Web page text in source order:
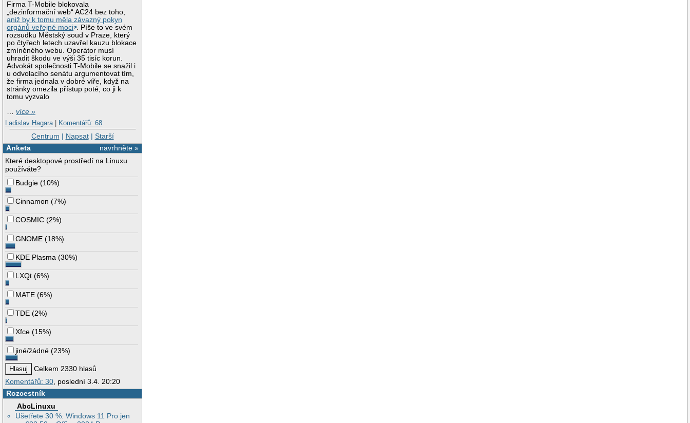
Firma T-Mobile blokovala
„dezinformační web“ AC24 bez toho,
aniž by k tomu měla závazný pokyn
orgánů veřejné moci . Píše to ve svém
rozsudku Městský soud v Praze, který
po čtyřech letech uzavřel kauzu blokace
zmíněného webu. Operátor musí
uhradit škodu ve výši 35 tisíc korun.
Advokát společnosti T-Mobile se snažil i
u odvolacího senátu argumentovat tím,
že firma jednala v dobré víře, když na
stránky omezila přístup poté, co ji k
tomu vyzvalo
…více »
Ladislav Hagara | Komentářů: 68
Centrum | Napsat| Starší
navrhněte »
Anketa
Které desktopové prostředí na Linuxu
používáte?
Budgie (10%)
Cinnamon (7%)
COSMIC (2%)
GNOME (18%)
KDE Plasma (30%)
LXQt (6%)
MATE (6%)
TDE (2%)
Xfce (15%)
jiné/žádné (23%)
Celkem 2330 hlasů
Komentářů: 30, poslední 3.4. 20:20
Rozcestník
AbcLinuxu
Ušetřete 30 %: Windows 11 Pro jen